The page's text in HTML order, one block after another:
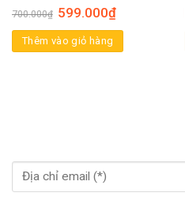
700.000₫ 599.000₫
Thêm vào giỏ hàng